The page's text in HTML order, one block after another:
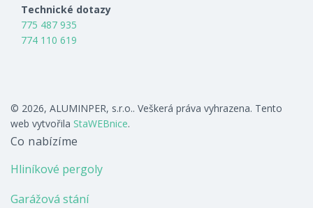
Technické dotazy
775 487 935
774 110 619
© 2026, ALUMINPER, s.r.o.. Veškerá práva vyhrazena. Tento
web vytvořila StaWEBnice.
Co nabízíme
Hliníkové pergoly
Garážová stání